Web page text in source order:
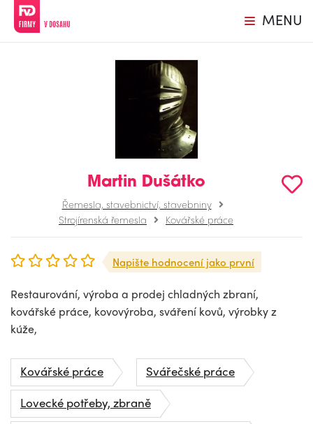
MENU
Martin Dušátko
Řemesla, stavebnictví, stavebniny
Strojírenská řemesla
Kovářské práce
Napište hodnocení jako první
Restaurování, výroba a prodej chladných zbraní,
kovářské práce, kovovýroba, sváření kovů, výrobky z
kúže,
Kovářské práce
Svářečské práce
Lovecké potřeby, zbraně